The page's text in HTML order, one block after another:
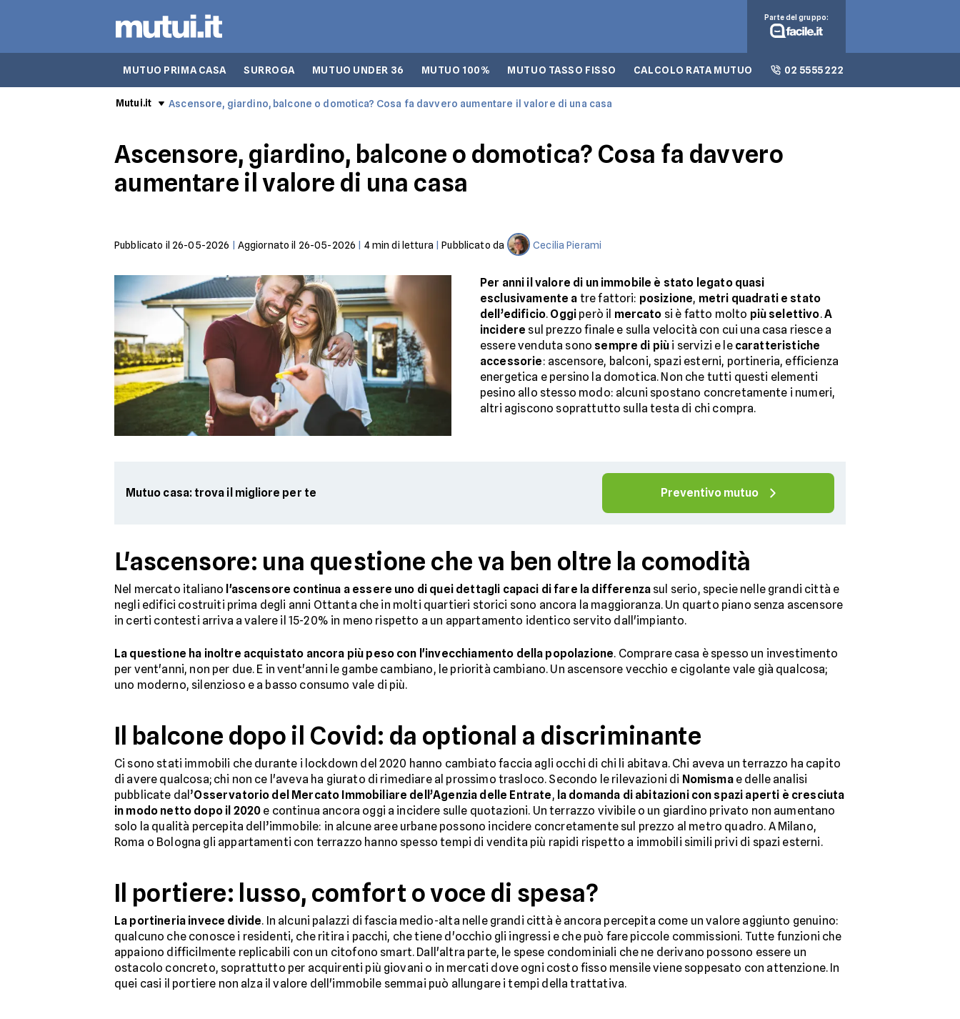
MUTUO PRIMA CASA SURROGA MUTUO UNDER 36 MUTUO 100% MUTUO TASSO FISSO CALCOLO RATA MUTUO 02 5555 222
Parte del gruppo:
Mutui.it Ascensore, giardino, balcone o domotica? Cosa fa davvero aumentare il valore di una casa
Ascensore, giardino, balcone o domotica? Cosa fa davvero
aumentare il valore di una casa
Pubblicato il 26-05-2026 Aggiornato il 26-05-2026 4min di lettura |Pubblicato da Cecilia Pierami
Per anni il valore di un immobile è stato legato quasi
esclusivamente a tre fattori: posizione, metri quadrati e stato
dell’edificio. Oggi però il mercato si è fatto molto più selettivo.A
incidere sul prezzo finale e sulla velocità con cui una casa riesce a
essere venduta sono sempre di più i servizi e le caratteristiche
accessorie: ascensore, balconi, spazi esterni, portineria, efficienza
energetica e persino la domotica. Non che tutti questi elementi
pesino allo stesso modo: alcuni spostano concretamente i numeri,
altri agiscono soprattutto sulla testa di chi compra.
Mutuo casa: trova il migliore per te Preventivo mutuo
L'ascensore: una questione che va ben oltre la comodità
Nel mercato italiano l'ascensore continua a essere uno di quei dettagli capaci di fare la differenza sul serio, specie nelle grandi città e
negli edifici costruiti prima degli anni Ottanta che in molti quartieri storici sono ancora la maggioranza. Un quarto piano senza ascensore
in certi contesti arriva a valere il 15-20% in meno rispetto a un appartamento identico servito dall'impianto.
La questione ha inoltre acquistato ancora più peso con l'invecchiamento della popolazione. Comprare casa è spesso un investimento
per vent'anni, non per due. E in vent'anni le gambe cambiano, le priorità cambiano. Un ascensore vecchio e cigolante vale già qualcosa;
uno moderno, silenzioso e a basso consumo vale di più.
Il balcone dopo il Covid: da optional a discriminante
Ci sono stati immobili che durante i lockdown del 2020 hanno cambiato faccia agli occhi di chi li abitava. Chi aveva un terrazzo ha capito
di avere qualcosa; chi non ce l'aveva ha giurato di rimediare al prossimo trasloco. Secondo le rilevazioni di Nomismae delle analisi
pubblicate dal’Osservatorio del Mercato Immobiliare dell’Agenzia delle Entrate, la domanda di abitazioni con spazi aperti è cresciuta
in modo netto dopo il 2020 e continua ancora oggi a incidere sulle quotazioni. Un terrazzo vivibile o un giardino privato non aumentano
solo la qualità percepita dell’immobile: in alcune aree urbane possono incidere concretamente sul prezzo al metro quadro. A Milano,
Roma o Bologna gli appartamenti con terrazzo hanno spesso tempi di vendita più rapidi rispetto a immobili simili privi di spazi esterni.
Il portiere: lusso, comfort o voce di spesa?
La portineria invece divide. In alcuni palazzi di fascia medio-alta nelle grandi città è ancora percepita come un valore aggiunto genuino:
qualcuno che conosce i residenti, che ritira i pacchi, che tiene d'occhio gli ingressi e che può fare piccole commissioni. Tutte funzioni che
appaiono difficilmente replicabili con un citofono smart. Dall'altra parte, le spese condominiali che ne derivano possono essere un
ostacolo concreto, soprattutto per acquirenti più giovani o in mercati dove ogni costo fisso mensile viene soppesato con attenzione. In
quei casi il portiere non alza il valore dell'immobile semmai può allungare i tempi della trattativa.